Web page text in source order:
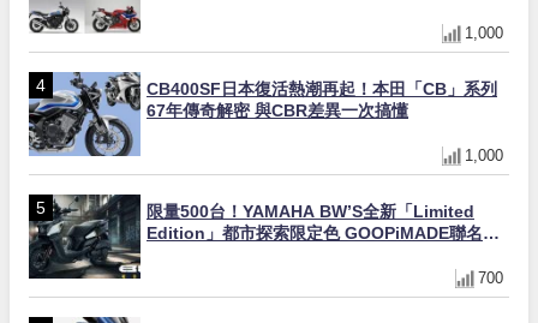
1,000
CB400SF日本復活熱潮再起！本田「CB」系列
67年傳奇解密 與CBR差異一次搞懂
1,000
限量500台！YAMAHA BW’S全新「Limited
Edition」都市探索限定色 GOOPiMADE聯名包
700